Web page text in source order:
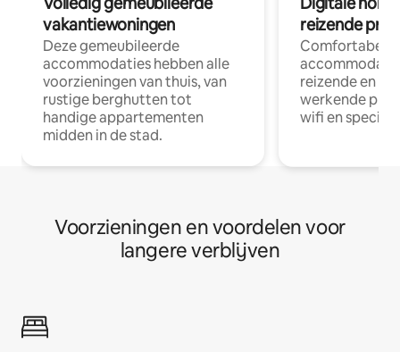
vakantiewoningen
Deze gemeubileerde
accommodaties hebben alle
voorzieningen van thuis, van
rustige berghutten tot
handige appartementen
midden in de stad.
reizende
Comfortabele
reizende en
werkende
wifi en
Voorzieningen en voordelen voor
langere verblijven